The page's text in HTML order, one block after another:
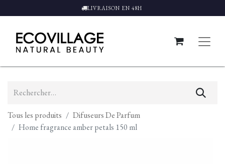
LIVRAISON EN 48H
Tous les produits
Difuseurs De Parfum
Home fragrance amber petals 150 ml